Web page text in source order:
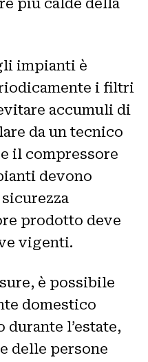
più calde della
impianti è
i filtri
accumuli di
da un tecnico
il compressore
devono
prodotto deve
vigenti.
è possibile
domestico
l’estate,
delle persone